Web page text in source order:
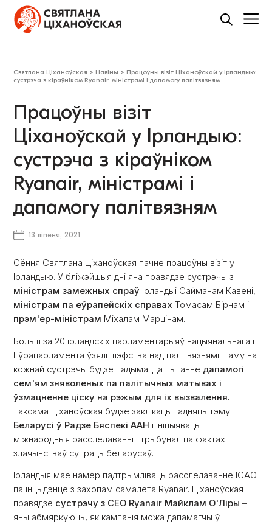
Святлана Ціханоўская > Навіны > Працоўны візіт Ціханоўскай у Ірландыю:
сустрэча з кіраўніком Ryanair, міністрамі і дапамогу палітвязням
Працоўны візіт
Ціханоўскай у Ірландыю:
сустрэча з кіраўніком
Ryanair, міністрамі і
дапамогу палітвязням
13 ліпеня, 2021
Сёння Святлана Ціханоўская пачне працоўны візіт у
Ірландыю. У бліжэйшыя дні яна правядзе сустрэчы з
міністрам замежных спраў Ірландыі Сайманам Кавені,
міністрам па еўрапейскіх справах Томасам Бірнам і
прэм'ер-міністрам Міхалам Марцінам.
Больш за 20 ірландскіх парламентарыяў нацыянальнага і
Еўрапарламента ўзялі шэфства над палітвязнямі. Таму на
кожнай сустрэчы будзе падымацца пытанне дапамогі
сем'ям зняволеных па палітычных матывах і
ўзмацненне ціску на рэжым для іх вызвалення.
Таксама Ціханоўская будзе заклікаць падняць тэму
Беларусі ў Радзе Бяспекі ААН і ініцыяваць
міжнародныя расследаванні і трыбунал па фактах
злачынстваў супраць беларусаў.
Ірландыя мае намер падтрымліваць расследаванне ICAO
па інцыдэнце з захопам самалёта Ryanair. Ціханоўская
правядзе сустрэчу з CEO Ryanair Майклам О'Ліры –
яны абмяркуюць, як кампанія можа дапамагчы ў